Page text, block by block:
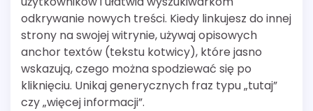
odkrywanie nowych treści. Kiedy linkujesz do innej
strony na swojej witrynie, używaj opisowych
anchor textów (tekstu kotwicy), które jasno
wskazują, czego można spodziewać się po
kliknięciu. Unikaj generycznych fraz typu „tutaj”
czy „więcej informacji”.